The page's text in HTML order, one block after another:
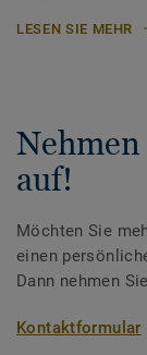
LESEN SIE MEHR
auf!
Möchten Sie
einen
Dann nehmen
Kontaktformular